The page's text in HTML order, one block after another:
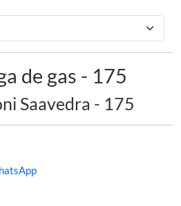
de gas - 175
Saavedra - 175